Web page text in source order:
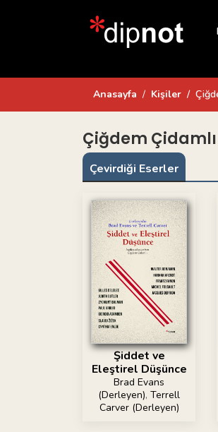
Anasayfa Kişiler
Çiğdem Çidamlı
Çevirdiği Eserler
Şiddet ve
Eleştirel Düşünce
Brad Evans
(Derleyen), Terrell
Carver (Derleyen)